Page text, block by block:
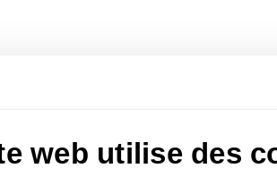
web utilise des